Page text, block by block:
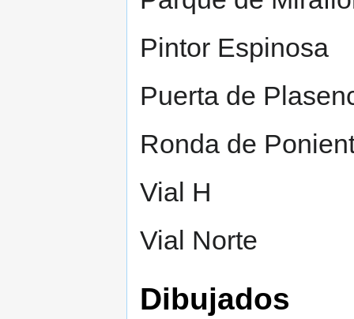
Pintor Espinosa
Puerta de
Ronda de
Vial H
Vial Norte
Dibujados